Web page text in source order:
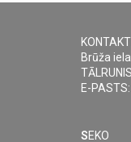
KONTAKTI
Brūža
E-
SEKO